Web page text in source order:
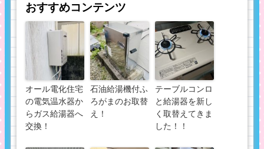
おすすめコンテンツ
オール電化住宅
の電気温水器か
らガス給湯器へ
交換！
石油給湯機付ふ
ろがまのお取替
え！
テーブルコンロ
と給湯器を新し
く取替えてきま
した！！